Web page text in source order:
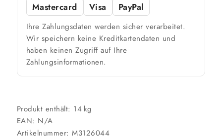
🎨 Jetziger Zustand
Farbig / dunkel
2 Anstriche empfohlen
Weiß / hell
Werte sind Richtwerte und können je nach Untergrund und Werkzeug
abweichen. Für 10 % Reserve wird automatisch aufgerundet.
Mastercard
Visa PayPal
Ihre Zahlungsdaten werden sicher verarbeitet.
Wir speichern keine Kreditkartendaten und
haben keinen Zugriff auf Ihre
Zahlungsinformationen.
Produkt enthält: 14 kg
EAN: N/A
Artikelnummer:M3126044